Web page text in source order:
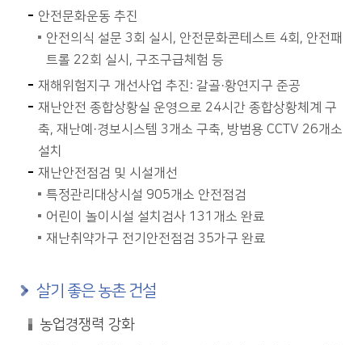
안전문화운동 추진
안전의식 설문 3회 실시, 안전문화콘테스트 4회, 안전패
트롤 22회 실시, 구조구급체험 등
재해위험지구 개선사업 추진: 갈골·황연지구 준공
재난안전 종합상황실 운영으로 24시간 종합상황체계 구
축, 재난예·경보시스템 3개소 구축, 방범용 CCTV 26개소
설치
재난안전점검 및 시설개선
특정관리대상시설 905개소 안전점검
어린이 놀이시설 설치검사 131개소 완료
재난취약가구 전기안전점검 35가구 완료
살기 좋은 농촌 건설
농업경쟁력 강화